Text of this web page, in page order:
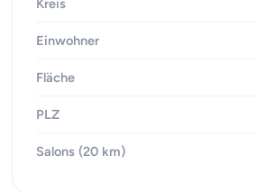
Kreis
Einwohner
Fläche
PLZ
Salons (20 km)